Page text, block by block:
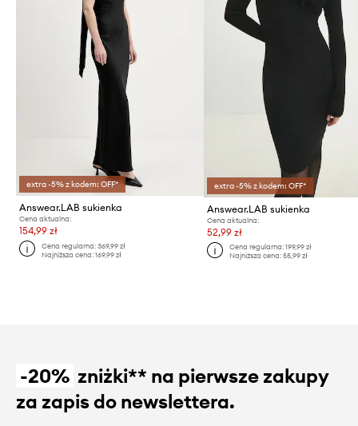
extra -5% z kodem: OFF*
Answear.LAB sukienka
Cena aktualna:
154,99 zł
Cena regularna:369,99 zł
Najniższa cena:169,99 zł
extra -5% z kodem: OFF*
Answear.LAB sukienka
Cena aktualna:
52,99 zł
Cena regularna: 199,99 zł
Najniższa cena: 55,99 zł
-20% zniżki** na pierwsze zakupy
za zapis do newslettera.